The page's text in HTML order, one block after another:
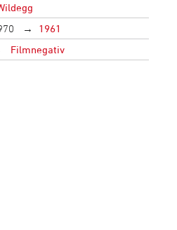
1961
Filmnegativ